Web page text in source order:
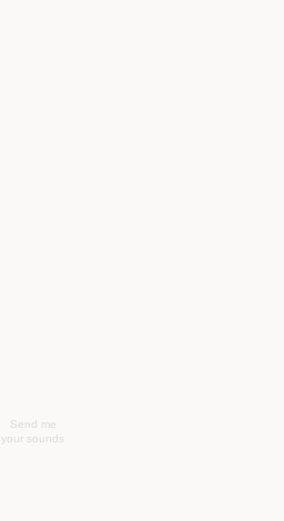
Send me
your sounds